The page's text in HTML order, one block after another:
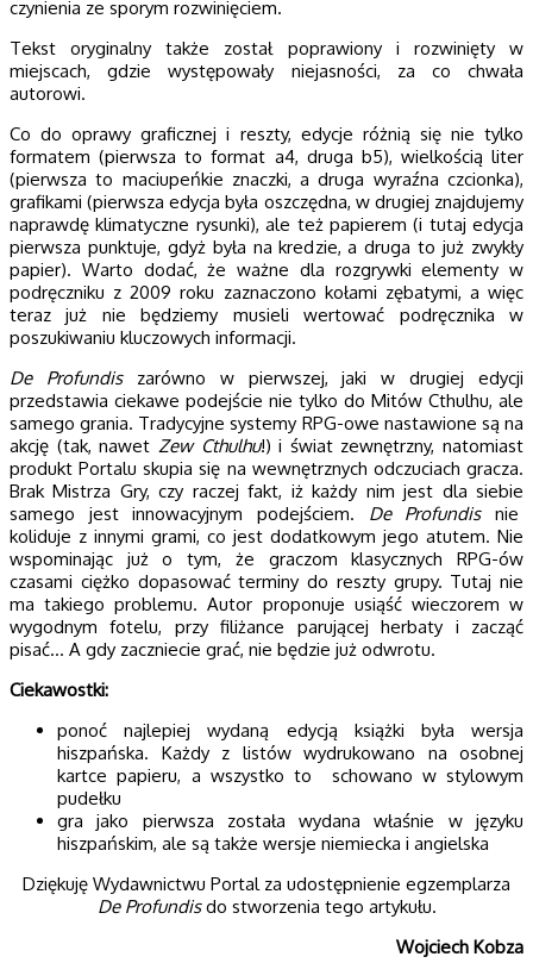
czynienia ze sporym rozwinięciem.
Tekst oryginalny także został poprawiony i rozwinięty w
miejscach, gdzie występowały niejasności, za co chwała
autorowi.
Co do oprawy graficznej i reszty, edycje różnią się nie tylko
formatem (pierwsza to format a4, druga b5), wielkością liter
(pierwsza to maciupeńkie znaczki, a druga wyraźna czcionka),
grafikami (pierwsza edycja była oszczędna, w drugiej znajdujemy
naprawdę klimatyczne rysunki), ale też papierem (i tutaj edycja
pierwsza punktuje, gdyż była na kredzie, a druga to już zwykły
papier). Warto dodać, że ważne dla rozgrywki elementy w
podręczniku z 2009 roku zaznaczono kołami zębatymi, a więc
teraz już nie będziemy musieli wertować podręcznika w
poszukiwaniu kluczowych informacji.
De Profundiszarówno w pierwszej, jaki w drugiej edycji
przedstawia ciekawe podejście nie tylko do Mitów Cthulhu, ale
samego grania. Tradycyjne systemy RPG-owe nastawione są na
akcję (tak, nawet Zew Cthulhu!) i świat zewnętrzny, natomiast
produkt Portalu skupia się na wewnętrznych odczuciach gracza.
Brak Mistrza Gry, czy raczej fakt, iż każdy nim jest dla siebie
samego jest innowacyjnym podejściem. De Profundisnie
koliduje z innymi grami, co jest dodatkowym jego atutem. Nie
wspominając już o tym, że graczom klasycznych RPG-ów
czasami ciężko dopasować terminy do reszty grupy. Tutaj nie
ma takiego problemu. Autor proponuje usiąść wieczorem w
wygodnym fotelu, przy filiżance parującej herbaty i zacząć
pisać… A gdy zaczniecie grać, nie będzie już odwrotu.
Ciekawostki:
ponoć najlepiej wydaną edycją książki była wersja
hiszpańska. Każdy z listów wydrukowano na osobnej
kartce papieru, a wszystko to schowano w stylowym
pudełku
gra jako pierwsza została wydana właśnie w języku
hiszpańskim, ale są także wersje niemiecka i angielska
Dziękuję Wydawnictwu Portal za udostępnienie egzemplarza
De Profundisdo stworzenia tego artykułu.
Wojciech Kobza